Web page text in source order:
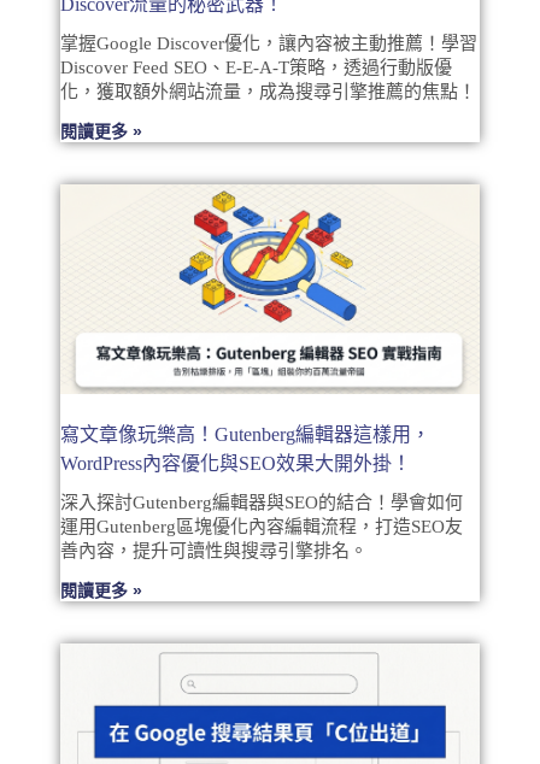
Discover流量的秘密武器！
掌握Google Discover優化，讓內容被主動推薦！學習
Discover Feed SEO、E-E-A-T策略，透過行動版優
化，獲取額外網站流量，成為搜尋引擎推薦的焦點！
閱讀更多 »
寫文章像玩樂高！Gutenberg編輯器這樣用，
WordPress內容優化與SEO效果大開外掛！
深入探討Gutenberg編輯器與SEO的結合！學會如何
運用Gutenberg區塊優化內容編輯流程，打造SEO友
善內容，提升可讀性與搜尋引擎排名。
閱讀更多 »